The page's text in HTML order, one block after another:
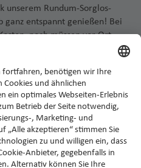
unserem Rundum-Sorglos-
ganz entspannt genießen! Bei
noch müssen vor Ort
werden. Einfach
buchen!